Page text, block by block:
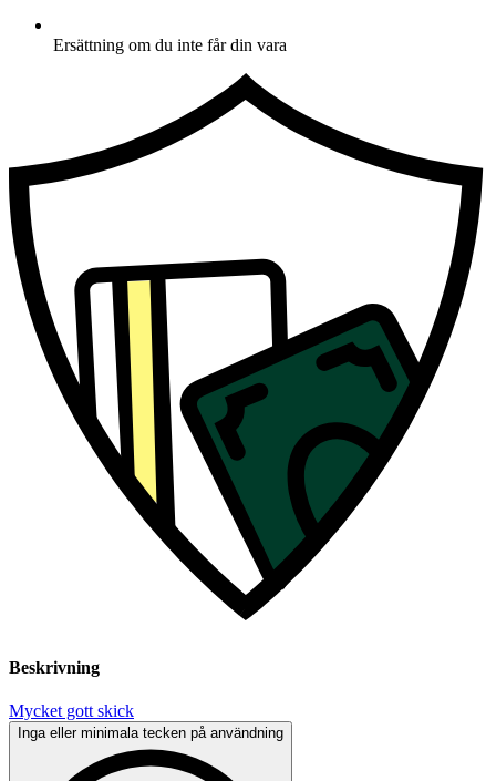
Ersättning om du inte får din vara
Beskrivning
Mycket gott skick
Inga eller minimala tecken på användning